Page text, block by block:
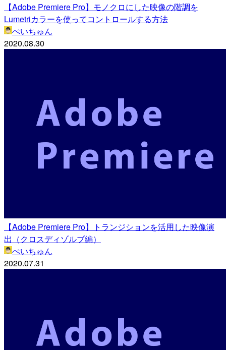
【Adobe Premiere Pro】モノクロにした映像の階調を
Lumetriカラーを使ってコントロールする方法
ぺいちゅん
2020.08.30
【Adobe Premiere Pro】トランジションを活用した映像演
出（クロスディゾルブ編）
ぺいちゅん
2020.07.31